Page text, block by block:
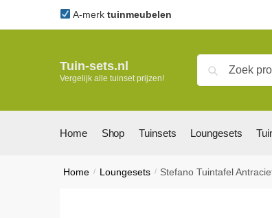
A-merk tuinmeubelen
Tuin-sets.nl
Vergelijk alle tuinset prijzen!
Zoeken
Home Shop Tuinsets Loungesets
Home / Loungesets / Stefano Tuintafel